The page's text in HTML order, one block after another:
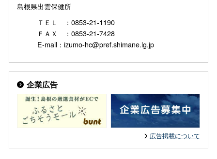
島根県出雲保健所
ＴＥＬ ：0853-21-1190
ＦＡＸ ：0853-21-7428
E-mail：izumo-hc@pref.shimane.lg.jp
企業広告
広告掲載について